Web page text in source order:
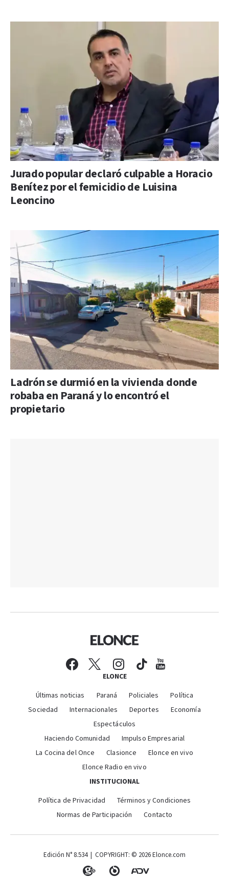
Jurado popular declaró culpable a Horacio
Benítez por el femicidio de Luisina
Leoncino
Ladrón se durmió en la vivienda donde
robaba en Paraná y lo encontró el
propietario
ELONCE
Últimas noticias Paraná Policiales
Política
Sociedad
Internacionales Deportes
Economía
Espectáculos
Haciendo Comunidad
Impulso Empresarial
La Cocina del Once
Clasionce
Elonce en vivo
Elonce Radio en vivo
INSTITUCIONAL
Política de Privacidad
Términos y Condiciones
Normas de Participación
Contacto
Edición N° 8.534 | COPYRIGHT: © 2026 Elonce.com